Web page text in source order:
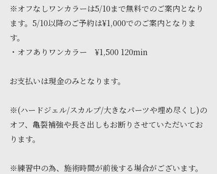
※オフなしワンカラーは5/10まで無料でのご案内となり
ます。5/10以降のご予約は¥1,000でのご案内となりま
す。
・オフありワンカラー ¥1,500 120min
お支払いは現金のみとなります。
※(ハードジェル/スカルプ/大きなパーツや埋め尽くし)の
オフ、亀裂補強や長さ出しもお断りさせていただいてお
ります。
※練習中の為、施術時間が前後する場合がございます。